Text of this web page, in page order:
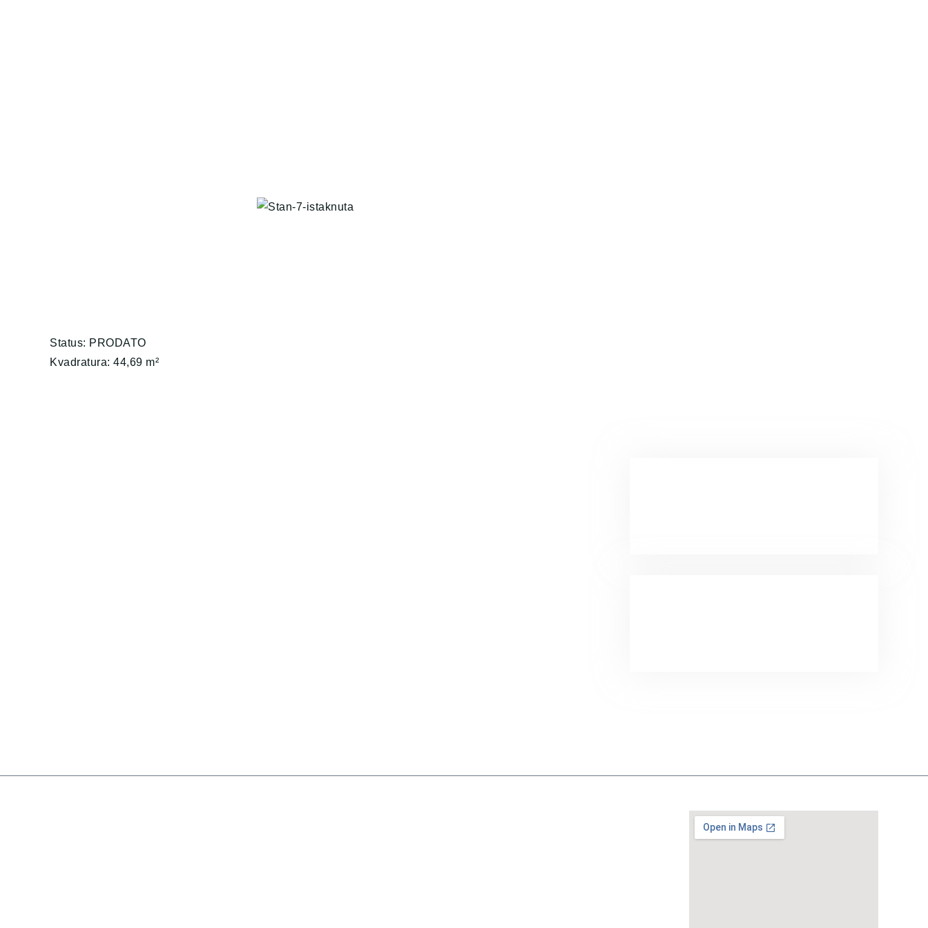
Status: PRODATO
Kvadratura: 44,69 m²